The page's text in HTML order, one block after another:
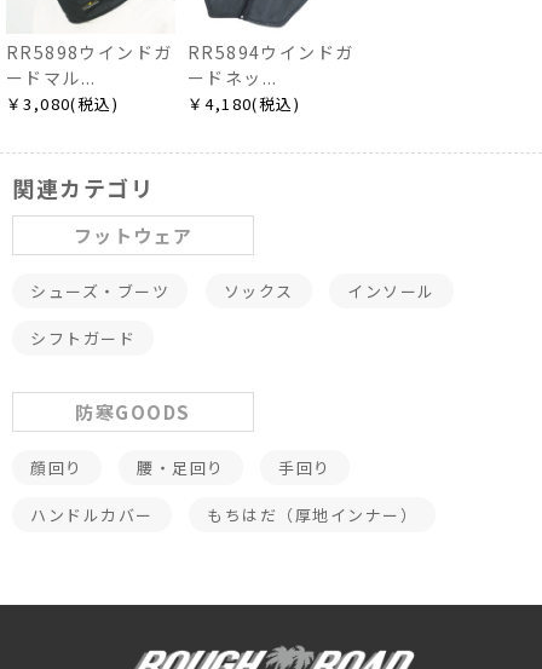
RR5898ウインドガ
ードマル...
￥3,080(税込)
RR5894ウインドガ
ードネッ...
￥4,180(税込)
関連カテゴリ
フットウェア
シューズ・ブーツ ソックス インソール
シフトガード
防寒GOODS
顔回り 腰・足回り 手回り
ハンドルカバー もちはだ（厚地インナー）